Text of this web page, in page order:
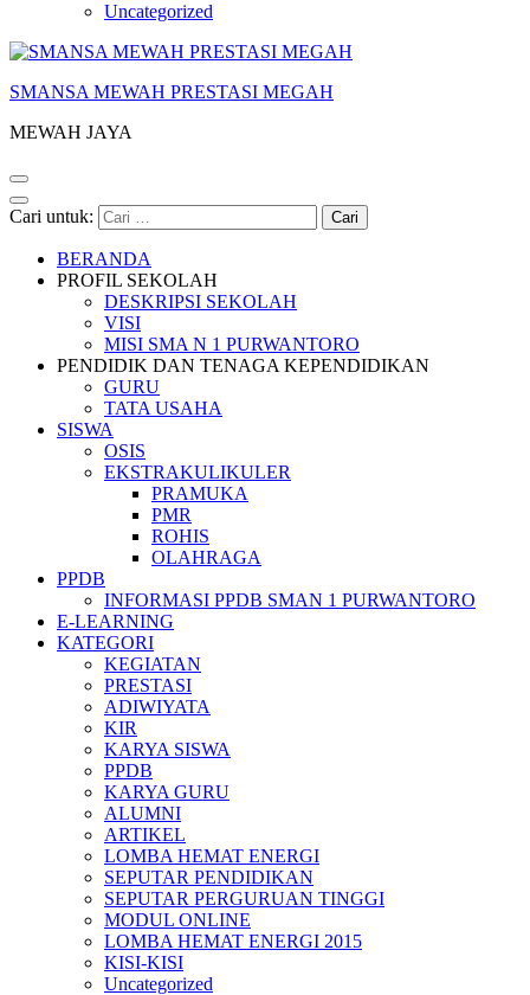
Uncategorized
SMANSA MEWAH PRESTASI MEGAH
MEWAH JAYA
Cari untuk:
BERANDA
PROFIL SEKOLAH
DESKRIPSI SEKOLAH
VISI
MISI SMA N 1 PURWANTORO
PENDIDIK DAN TENAGA KEPENDIDIKAN
GURU
TATA USAHA
SISWA
OSIS
EKSTRAKULIKULER
PRAMUKA
PMR
ROHIS
OLAHRAGA
PPDB
INFORMASI PPDB SMAN 1 PURWANTORO
E-LEARNING
KATEGORI
KEGIATAN
PRESTASI
ADIWIYATA
KIR
KARYA SISWA
PPDB
KARYA GURU
ALUMNI
ARTIKEL
LOMBA HEMAT ENERGI
SEPUTAR PENDIDIKAN
SEPUTAR PERGURUAN TINGGI
MODUL ONLINE
LOMBA HEMAT ENERGI 2015
KISI-KISI
Uncategorized